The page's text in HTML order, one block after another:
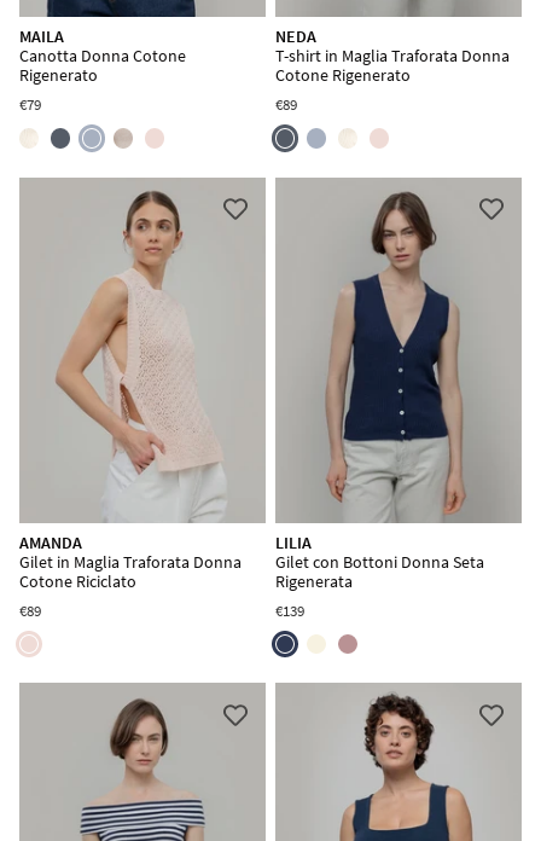
MAILA
Canotta Donna Cotone
Rigenerato
€79
NEDA
T-shirt in Maglia Traforata Donna
Cotone Rigenerato
€89
AMANDA
Gilet in Maglia Traforata Donna
Cotone Riciclato
€89
LILIA
Gilet con Bottoni Donna Seta
Rigenerata
€139
In quale lingua vuoi leggerci?
Italiano
Inglese
Francese
ISCRIVITI ALLA NEWSLETTER
Spedizione gratuita valida solo per paesi UE.
Iscrivendoti dichiari di aver letto e accettato la Privacy Policy
e le
Condizioni d'uso